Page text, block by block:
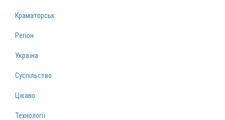
Краматорськ
Регіон
Україна
Суспільство
Цікаво
Технології